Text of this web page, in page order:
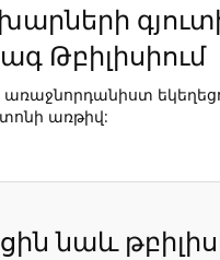
Թբիլիսիում
առաջնորդանիստ
տոնի առթիվ:
նաև